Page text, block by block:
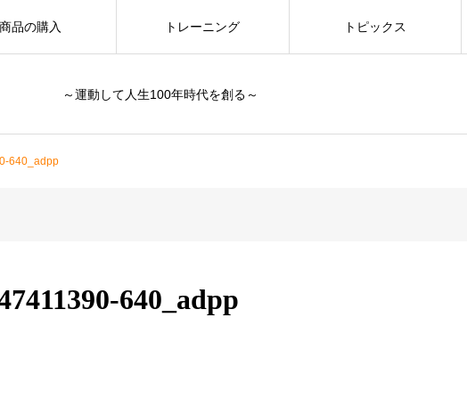
～運動して人生100年時代を創る～
商品の購入 トレーニング トピックス
640_adpp
640_adpp